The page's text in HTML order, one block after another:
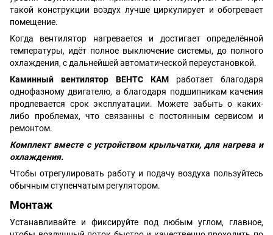
такой конструкции воздух лучше циркулирует и обогревает
помещение.
Когда вентилятор нагревается и достигает определённой
температуры, идёт полное выключение системы, до полного
охлаждения, с дальнейшей автоматической переустановкой.
Каминный вентилятор ВЕНТС КАМ работает благодаря
однофазному двигателю, а благодаря подшипникам качения
продлевается срок эксплуатации. Можете забыть о каких-
либо проблемах, что связанны с постоянным сервисом и
ремонтом.
Комплект вместе с устройством крыльчатки, для нагрева и
охлаждения.
Чтобы отрегулировать работу и подачу воздуха пользуйтесь
обычным ступенчатым регулятором.
Монтаж
Устанавливайте и фиксируйте под любым углом, главное,